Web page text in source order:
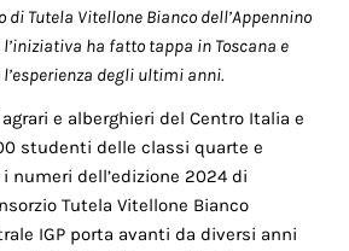
di Tutela Vitellone Bianco dell’Appennino
l’iniziativa ha fatto tappa in Toscana e
degli ultimi anni.
e alberghieri del Centro Italia e
studenti delle classi quarte e
numeri dell’edizione 2024 di
Tutela Vitellone Bianco
IGP porta avanti da diversi anni